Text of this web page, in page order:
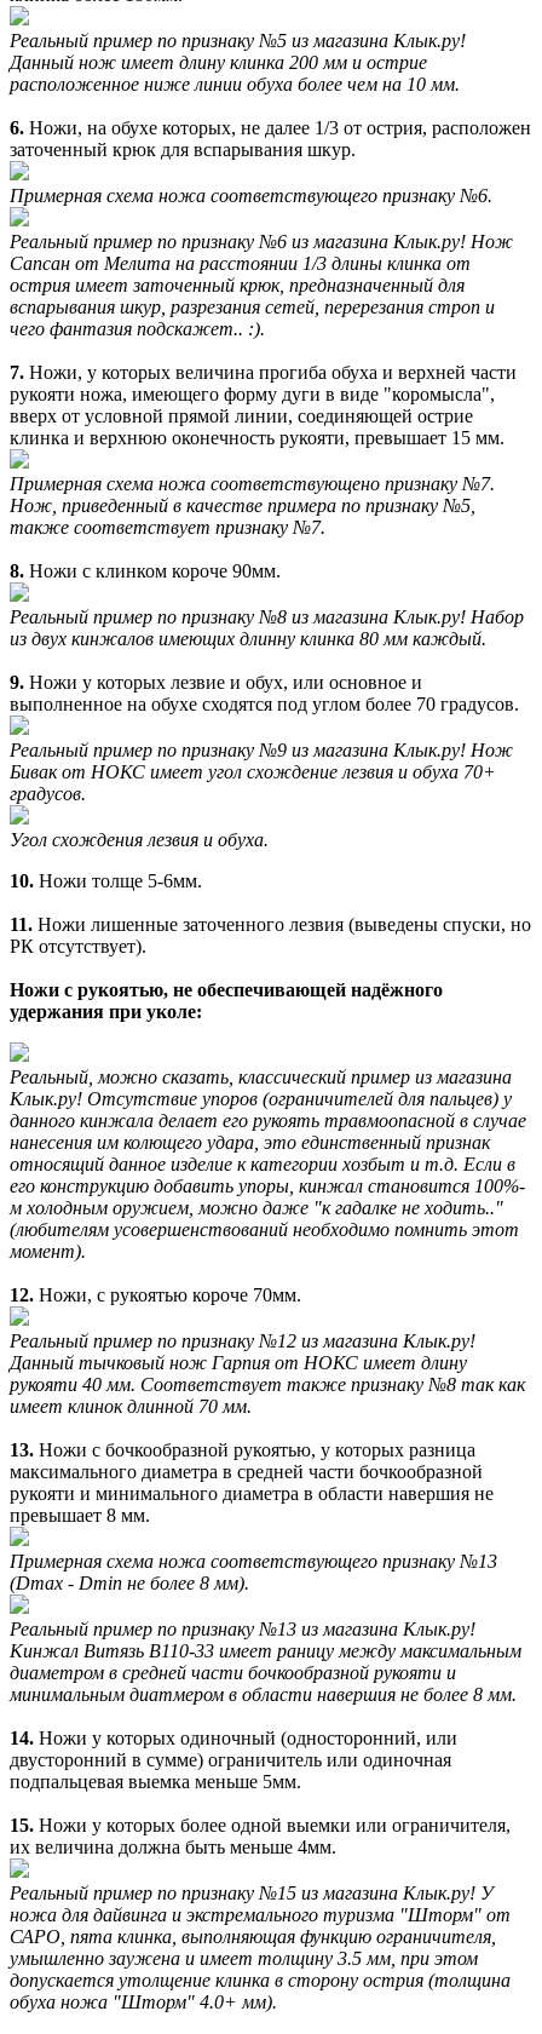
Реальный пример по признаку №5 из магазина Клык.ру!
Данный нож имеет длину клинка 200 мм и острие
расположенное ниже линии обуха более чем на 10 мм.
6. Ножи, на обухе которых, не далее 1/3 от острия, расположен
заточенный крюк для вспарывания шкур.
Примерная схема ножа соответствующего признаку №6.
Реальный пример по признаку №6 из магазина Клык.ру! Нож
Сапсан от Мелита на расстоянии 1/3 длины клинка от
острия имеет заточенный крюк, предназначенный для
вспарывания шкур, разрезания сетей, перерезания строп и
чего фантазия подскажет.. :).
7. Ножи, у которых величина прогиба обуха и верхней части
рукояти ножа, имеющего форму дуги в виде "коромысла",
вверх от условной прямой линии, соединяющей острие
клинка и верхнюю оконечность рукояти, превышает 15 мм.
Примерная схема ножа соответствующено признаку №7.
Нож, приведенный в качестве примера по признаку №5,
также соответствует признаку №7.
8. Ножи с клинком короче 90мм.
Реальный пример по признаку №8 из магазина Клык.ру! Набор
из двух кинжалов имеющих длинну клинка 80 мм каждый.
9. Ножи у которых лезвие и обух, или основное и
выполненное на обухе сходятся под углом более 70 градусов.
Реальный пример по признаку №9 из магазина Клык.ру! Нож
Бивак от НОКС имеет угол схождение лезвия и обуха 70+
градусов.
Угол схождения лезвия и обуха.
10. Ножи толще 5-6мм.
11. Ножи лишенные заточенного лезвия (выведены спуски, но
РК отсутствует).
Ножи с рукоятью, не обеспечивающей надёжного
удержания при уколе:
Реальный, можно сказать, классический пример из магазина
Клык.ру! Отсутствие упоров (ограничителей для пальцев) у
данного кинжала делает его рукоять травмоопасной в случае
нанесения им колющего удара, это единственный признак
относящий данное изделие к категории хозбыт и т.д. Если в
его конструкцию добавить упоры, кинжал становится 100%-
м холодным оружием, можно даже "к гадалке не ходить.."
(любителям усовершенствований необходимо помнить этот
момент).
12. Ножи, с рукоятью короче 70мм.
Реальный пример по признаку №12 из магазина Клык.ру!
Данный тычковый нож Гарпия от НОКС имеет длину
рукояти 40 мм. Соответствует также признаку №8 так как
имеет клинок длинной 70 мм.
13. Ножи с бочкообразной рукоятью, у которых разница
максимального диаметра в средней части бочкообразной
рукояти и минимального диаметра в области навершия не
превышает 8 мм.
Примерная схема ножа соответствующего признаку №13
(Dmax - Dmin не более 8 мм).
Реальный пример по признаку №13 из магазина Клык.ру!
Кинжал Витязь B110-33 имеет раницу между максимальным
диаметром в средней части бочкообразной рукояти и
минимальным диатмером в области навершия не более 8 мм.
14. Ножи у которых одиночный (односторонний, или
двусторонний в сумме) ограничитель или одиночная
подпальцевая выемка меньше 5мм.
15. Ножи у которых более одной выемки или ограничителя,
их величина должна быть меньше 4мм.
Реальный пример по признаку №15 из магазина Клык.ру! У
ножа для дайвинга и экстремального туризма "Шторм" от
САРО, пята клинка, выполняющая функцию ограничителя,
умышленно заужена и имеет толщину 3.5 мм, при этом
допускается утолщение клинка в сторону острия (толщина
обуха ножа "Шторм" 4.0+ мм).